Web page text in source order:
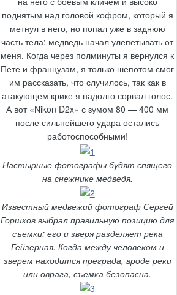
поднятым над головой кофром, который я
метнул в него, но попал уже в заднюю
часть тела: медведь начал улепетывать от
меня. Когда через полминуты я вернулся к
Пете и французам, я только шепотом смог
им рассказать, что случилось, так как в
атакующем крике я надолго сорвал голос.
А вот «Nikon D2x» с зумом 80 — 400 мм
после сильнейшего удара остались
работоспособными!
Настырные фотографы будят спящего
на снежнике медведя.
Известный медвежий фотограф Сергей
Горшков выбрал правильную позицию для
съемки: его и зверя разделяет река
Гейзерная. Когда между человеком и
зверем находится преграда, вроде реки
или оврага, съемка безопасна.